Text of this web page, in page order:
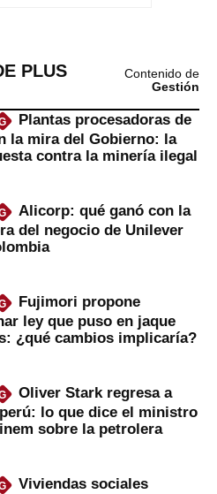
PLUS
Contenido de
Gestión
Plantas procesadoras de
la mira del Gobierno: la
contra la minería ilegal
Alicorp: qué ganó con la
del negocio de Unilever
Fujimori propone
ley que puso en jaque
¿qué cambios implicaría?
Oliver Stark regresa a
lo que dice el ministro
sobre la petrolera
Viviendas sociales